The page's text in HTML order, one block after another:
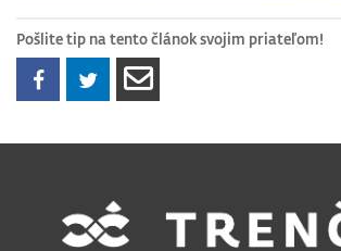
Pošlite tip na tento článok svojim priateľom!